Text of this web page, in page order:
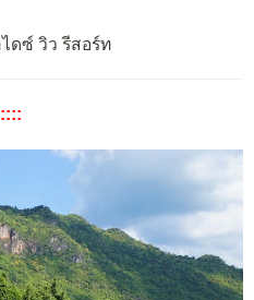
ดซ์ วิว รีสอร์ท